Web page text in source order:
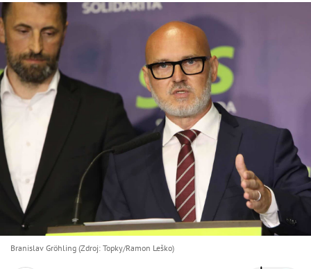
Branislav Gröhling (Zdroj: Topky/Ramon Leško)